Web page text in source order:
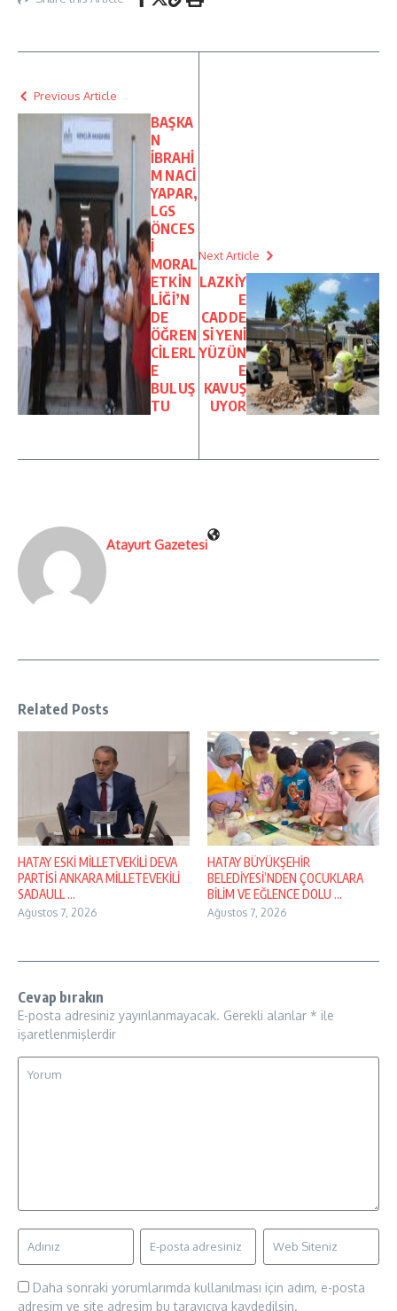
Previous Article
BAŞKA
N
İBRAHİ
M NACİ
YAPAR,
LGS
ÖNCES
İ
MORAL
ETKİN
LİĞİ’N
DE
ÖĞREN
CİLERL
E
BULUŞ
TU
Next Article
LAZKİY
E
CADDE
Sİ YENİ
YÜZÜN
E
KAVUŞ
UYOR
Atayurt Gazetesi
Related Posts
HATAY ESKİ MİLLETVEKİLİ DEVA
PARTİSİ ANKARA MİLLETEVEKİLİ
SADAULL ...
Ağustos 7, 2026
HATAY BÜYÜKŞEHİR
BELEDİYESİ’NDEN ÇOCUKLARA
BİLİM VE EĞLENCE DOLU ...
Ağustos 7, 2026
Cevap bırakın
E-posta adresiniz yayınlanmayacak. Gerekli alanlar * ile
işaretlenmişlerdir
Daha sonraki yorumlarımda kullanılması için adım, e-posta
adresim ve site adresim bu tarayıcıya kaydedilsin.